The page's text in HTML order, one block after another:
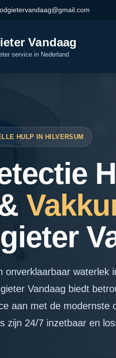
Vandaag
service in Nederland
HULP IN HILVERSUM
onverklaarbaar waterlek
Vandaag biedt
aan met de modernste
zijn 24/7 inzetbaar en